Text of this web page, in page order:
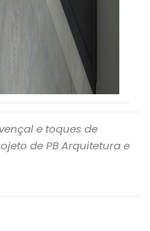
e toques de
de PB Arquitetura e